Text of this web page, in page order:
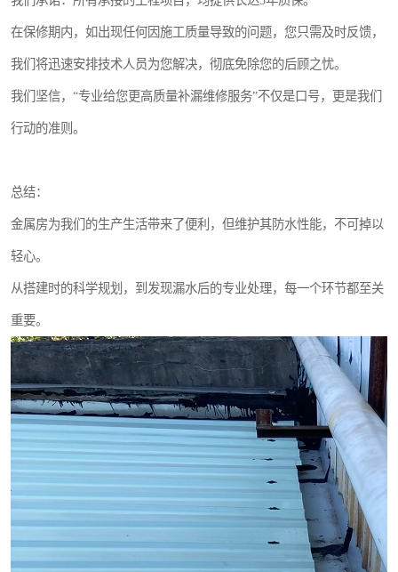
在保修期内，如出现任何因施工质量导致的问题，您只需及时反馈，
我们将迅速安排技术人员为您解决，彻底免除您的后顾之忧。
我们坚信，“专业给您更高质量补漏维修服务”不仅是口号，更是我们
行动的准则。
总结：
金属房为我们的生产生活带来了便利，但维护其防水性能，不可掉以
轻心。
从搭建时的科学规划，到发现漏水后的专业处理，每一个环节都至关
重要。